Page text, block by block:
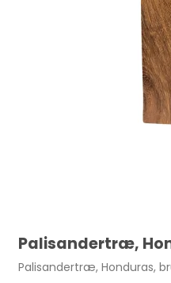
Palisandertræ,
Palisandertræ, Honduras,